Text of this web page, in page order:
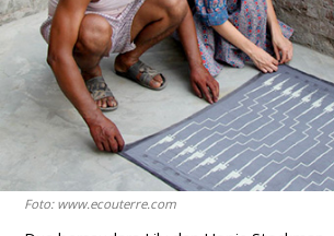
Foto: www.ecouterre.com